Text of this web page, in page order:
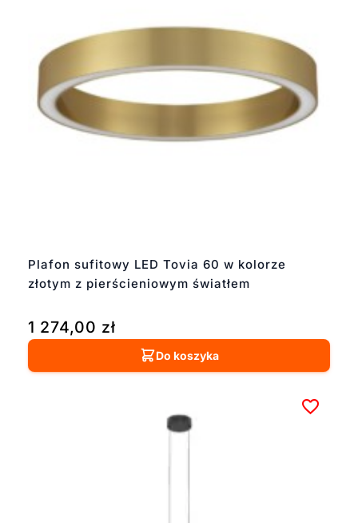
Plafon sufitowy LED Tovia 60 w kolorze
złotym z pierścieniowym światłem
1 274,00 zł
Do koszyka